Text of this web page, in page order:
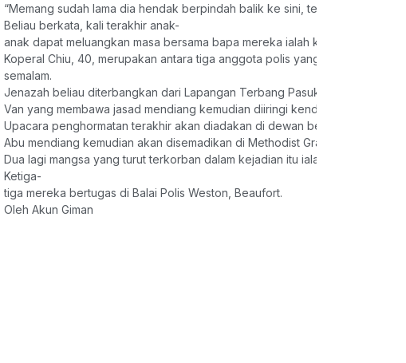
“Memang sudah lama dia hendak berpindah balik ke sini, tetapi belum
Beliau berkata, kali terakhir anak-
anak dapat meluangkan masa bersama bapa mereka ialah ketika sambutan
Koperal Chiu, 40, merupakan antara tiga anggota polis yang maut selepas
semalam.
Jenazah beliau diterbangkan dari Lapangan Terbang Pasukan Gerakan
Van yang membawa jasad mendiang kemudian diiringi kenderaan polis
Upacara penghormatan terakhir akan diadakan di dewan berkenaan pada
Abu mendiang kemudian akan disemadikan di Methodist Grace Memorial
Dua lagi mangsa yang turut terkorban dalam kejadian itu ialah Lans Koperal
Ketiga-
tiga mereka bertugas di Balai Polis Weston, Beaufort.
Oleh Akun Giman